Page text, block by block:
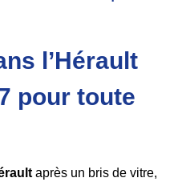
l’Hérault
pour toute
après un bris de vitre,